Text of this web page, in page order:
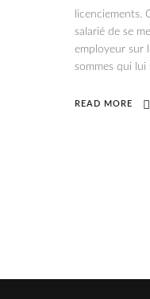
licenciements.
salarié de se
employeur sur
sommes qui lui
READ MORE